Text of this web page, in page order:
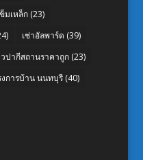
มเหล็ก(23)
เช่าอัลพาร์ด (39)
วปากีสถานราคาถูก(23)
งการบ้าน นนทบุรี(40)